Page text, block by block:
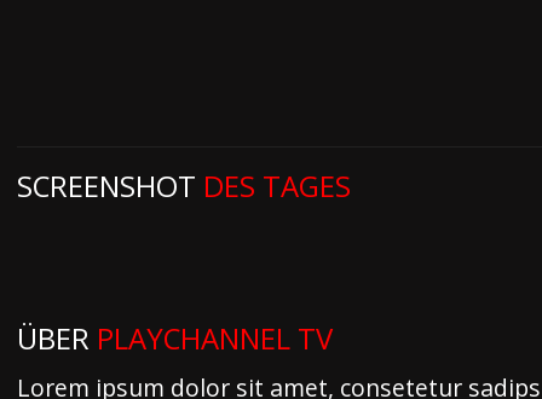
SCREENSHOT DES TAGES
ÜBER PLAYCHANNEL TV
Lorem ipsum dolor sit amet, consetetur